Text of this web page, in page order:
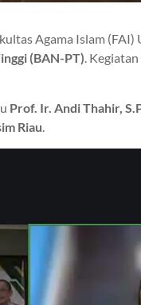
Agama Islam
(BAN-PT).
Prof. Ir. Andi Thahir,
Riau.